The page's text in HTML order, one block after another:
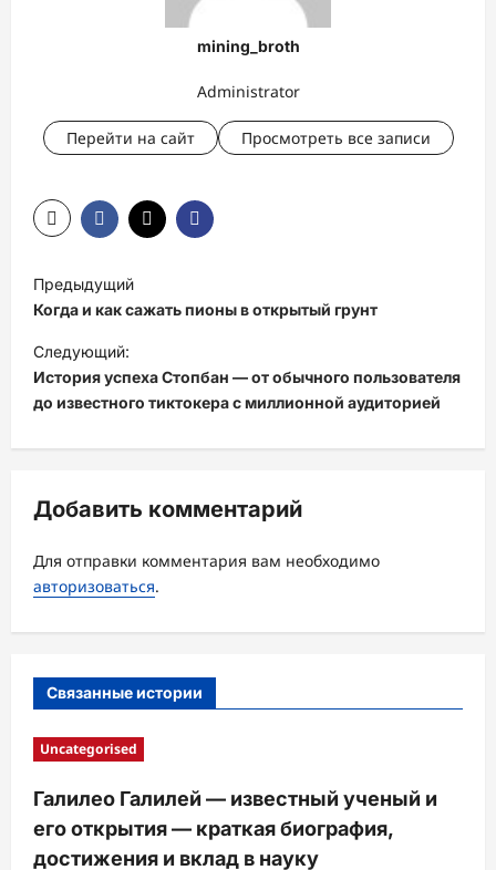
mining_broth
Administrator
Перейти на сайт Просмотреть все записи
Н
а
в
и
г
а
и
з
и
с
и
Предыдущий
Когда и как сажать пионы в открытый грунт
Следующий:
История успеха Стопбан — от обычного пользователя
до известного тиктокера с миллионной аудиторией
Добавить комментарий
Для отправки комментария вам необходимо
авторизоваться.
Связанные истории
Uncategorised
Галилео Галилей — известный ученый и
его открытия — краткая биография,
достижения и вклад в науку